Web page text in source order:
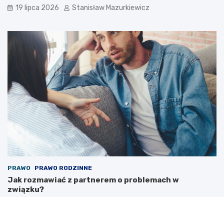
19 lipca 2026 Stanisław Mazurkiewicz
PRAWO PRAWO RODZINNE
Jak rozmawiać z partnerem o problemach w
związku?